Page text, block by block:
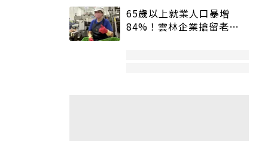
65歲以上就業人口暴增
84%！雲林企業搶留老員